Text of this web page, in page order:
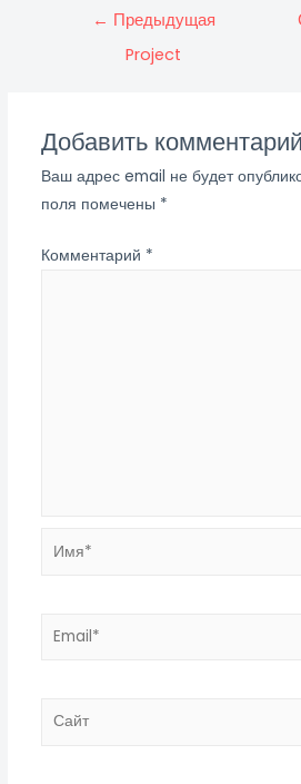
← Предыдущая
Project
Добавить комментарий
Ваш адрес email не будет
поля помечены *
Комментарий *